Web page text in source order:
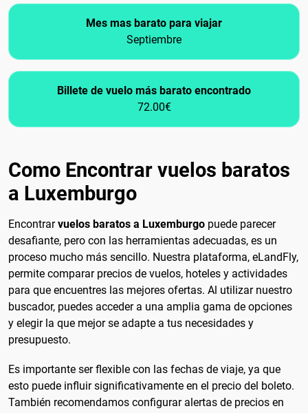
Mes mas barato para viajar
Septiembre
Billete de vuelo más barato encontrado
72.00€
Como Encontrar vuelos baratos
a Luxemburgo
Encontrarvuelos baratos a Luxemburgo puede parecer
desafiante, pero con las herramientas adecuadas, es un
proceso mucho más sencillo. Nuestra plataforma, eLandFly,
permite comparar precios de vuelos, hoteles y actividades
para que encuentres las mejores ofertas. Al utilizar nuestro
buscador, puedes acceder a una amplia gama de opciones
y elegir la que mejor se adapte a tus necesidades y
presupuesto.
Es importante ser flexible con las fechas de viaje, ya que
esto puede influir significativamente en el precio del boleto.
También recomendamos configurar alertas de precios en